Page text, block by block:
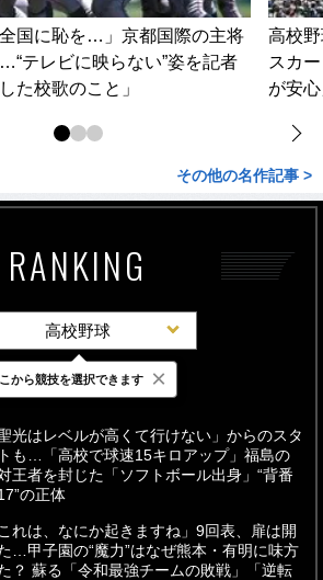
全国に恥を…」京都国際の主将
テレビに映らない”姿を記者
た校歌のこと」
高校
スカ
が安
その他の名作記事 >
RANKING
高校野球
24時間 週間
聖光はレベルが高くて行けない」からのスタ
も…「高校で球速15キロアップ」福島の
王者を封じた「ソフトボール出身」“背番
の正体
これは、なにか起きますね」9回表、扉は開
…甲子園の“魔力”はなぜ熊本・有明に味方
？ 蘇る「令和最強チームの敗戦」「逆転
から競技を選択できます ×